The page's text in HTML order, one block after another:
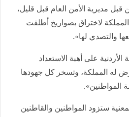
قبل مديرية الأمن العام قبل قليل،
لاختراق بصواريخ أطلقت
والتصدي لها».
على أهبة الاستعداد
له المملكة، وتسخر كل جهودها
المواطنين».
ستزود المواطنين والقاطنين